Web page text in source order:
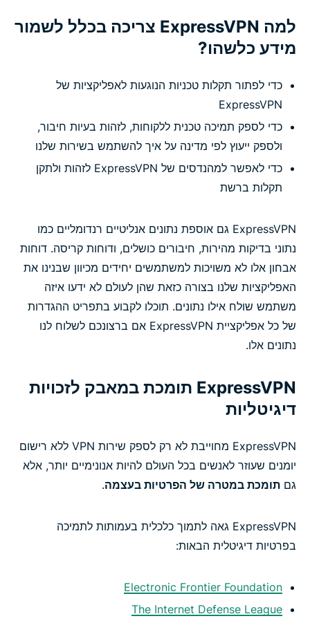
למה ExpressVPN צריכה בכלל לשמור
מידע כלשהו?
כדי לפתור תקלות טכניות הנוגעות לאפליקציות של
ExpressVPN
כדי לספק תמיכה טכנית ללקוחות, לזהות בעיות חיבור,
ולספק ייעוץ לפי מדינה על איך להשתמש בשירות שלנו
כדי לאפשר למהנדסים של ExpressVPN לזהות ולתקן
תקלות ברשת
ExpressVPN גם אוספת נתונים אנליטיים רנדומליים כמו
נתוני בדיקות מהירות, חיבורים כושלים, ודוחות קריסה. דוחות
אבחון אלו לא משויכות למשתמשים יחידים מכיוון שבנינו את
האפליקציות שלנו בצורה כזאת שהן לעולם לא ידעו איזה
משתמש שולח אילו נתונים. תוכלו לקבוע בתפריט ההגדרות
של כל אפליקציית ExpressVPN אם ברצונכם לשלוח לנו
נתונים אלו.
ExpressVPN תומכת במאבק לזכויות
דיגיטליות
ExpressVPN מחוייבת לא רק לספק שירות VPN ללא רישום
יומנים שעוזר לאנשים בכל העולם להיות אנונימיים יותר, אלא
גם תומכת במטרה של הפרטיות בעצמה.
ExpressVPN גאה לתמוך כלכלית בעמותות לתמיכה
בפרטיות דיגיטלית הבאות:
Electronic Frontier Foundation
The Internet Defense League